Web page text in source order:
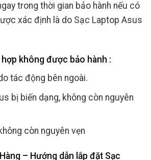
trong thời gian bảo hành nếu có
xác định là do Sạc Laptop Asus
không được bảo hành :
tác động bên ngoài.
bị biến dạng, không còn nguyên
còn nguyên vẹn
– Hướng dẫn lắp đặt Sạc